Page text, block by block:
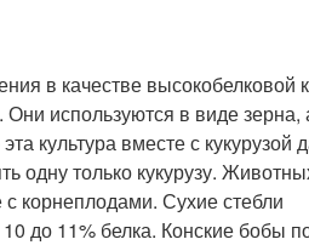
в качестве высокобелковой
используются в виде зерна,
культура вместе с кукурузой
одну только кукурузу.
корнеплодами. Сухие стебли
до 11% белка. Конские бобы